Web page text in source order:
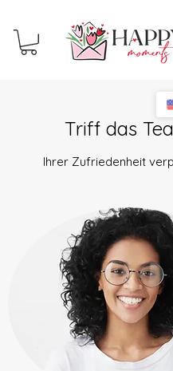
Triff das
Ihrer Zufriedenheit